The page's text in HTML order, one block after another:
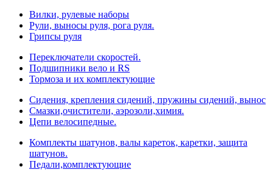
Вилки, рулевые наборы
Рули, выносы руля, рога руля.
Грипсы руля
Переключатели скоростей.
Подшипники вело и RS
Тормоза и их комплектующие
Сидения, крепления сидений, пружины сидений, вынос
Смазки,очистители, аэрозоли,химия.
Цепи велосипедные.
Комплекты шатунов, валы кареток, каретки, защита
шатунов.
Педали,комплектующие